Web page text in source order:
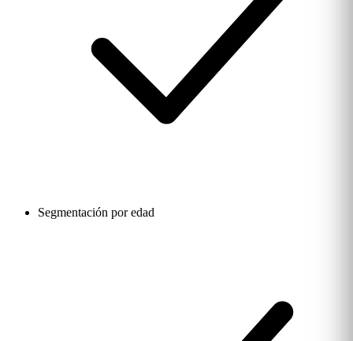
Segmentación por edad